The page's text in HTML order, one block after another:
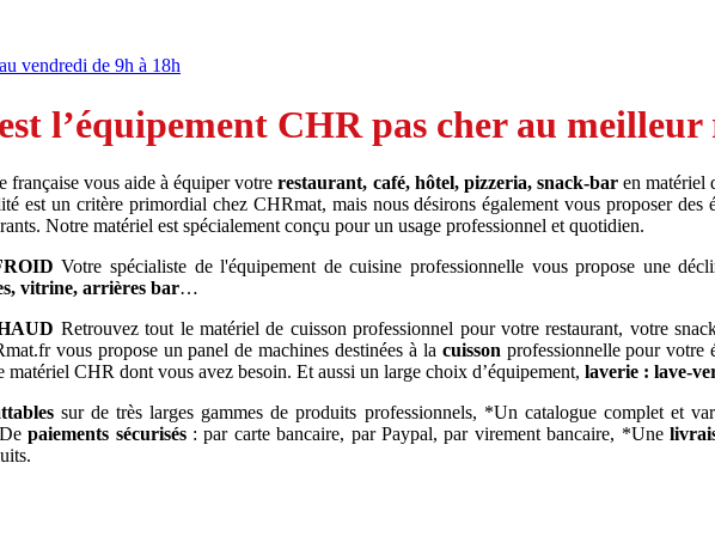
vendredi de 9h à 18h
l’équipement CHR pas cher au
française vous aide à équiper votrerestaurant, café, hôtel, pizzeria, snack-baren matériel
est un critère primordial chez CHRmat, mais nous désirons également vous proposer
Notre matériel est spécialement conçu pour un usage professionnel et quotidien.
Votre spécialiste de l'équipement de cuisine professionnelle vous propose une
vitrine, arrières bar…
Retrouvez tout le matériel de cuisson professionnel pour votre restaurant, votre
vous propose un panel de machines destinées à la cuisson professionnelle pour votre
matériel CHR dont vous avez besoin. Et aussi un large choix d’équipement, laverie : lave-
sur de très larges gammes de produits professionnels, *Un catalogue complet et
paiements sécurisés: par carte bancaire, par Paypal, par virement bancaire, *Une